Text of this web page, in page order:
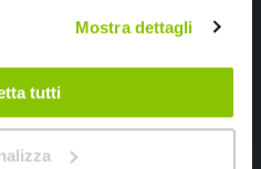
Mostra dettagli
tutti